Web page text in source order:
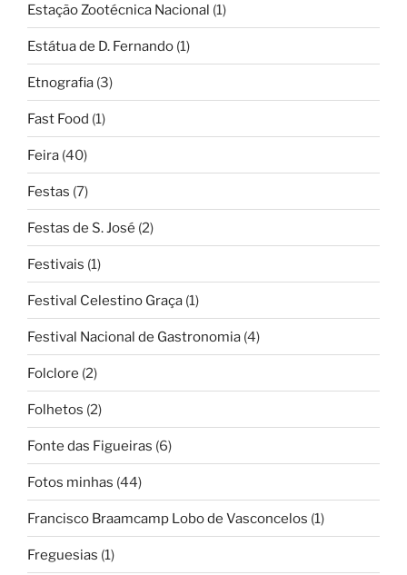
Estação Zootécnica Nacional (1)
Estátua de D. Fernando (1)
Etnografia (3)
Fast Food (1)
Feira (40)
Festas (7)
Festas de S. José (2)
Festivais (1)
Festival Celestino Graça (1)
Festival Nacional de Gastronomia (4)
Folclore (2)
Folhetos (2)
Fonte das Figueiras (6)
Fotos minhas (44)
Francisco Braamcamp Lobo de Vasconcelos (1)
Freguesias (1)